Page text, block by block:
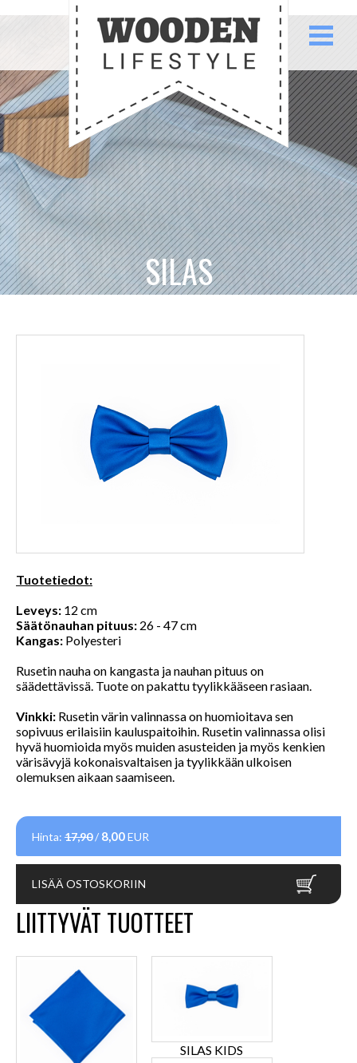
SILAS
Tuotetiedot:
Leveys: 12 cm
Säätönauhan pituus: 26 - 47 cm
Kangas: Polyesteri
Rusetin nauha on kangasta ja nauhan pituus on
säädettävissä. Tuote on pakattu tyylikkääseen rasiaan.
Vinkki: Rusetin värin valinnassa on huomioitava sen
sopivuus erilaisiin kauluspaitoihin. Rusetin valinnassa olisi
hyvä huomioida myös muiden asusteiden ja myös kenkien
värisävyjä kokonaisvaltaisen ja tyylikkään ulkoisen
olemuksen aikaan saamiseen.
Hinta: 17,90/ 8,00EUR
LISÄÄ OSTOSKORIIN
LIITTYVÄT TUOTTEET
SILAS KIDS